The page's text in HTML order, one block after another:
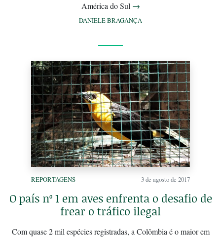
América do Sul →
DANIELE BRAGANÇA
REPORTAGENS 3 de agosto de 2017
O país nº 1 em aves enfrenta o desafio de
frear o tráfico ilegal
Com quase 2 mil espécies registradas, a Colômbia é o maior em